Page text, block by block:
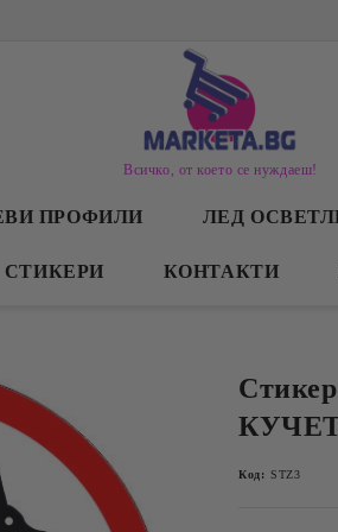
Всичко, от което се нуждаеш!
ПРОФИЛИ ЛЕД
СТИКЕРИ КОНТАКТИ
Код: STZ3